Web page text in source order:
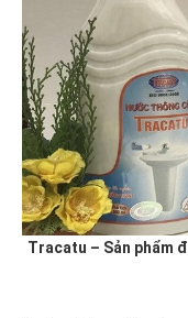
Tracatu – Sản phẩm